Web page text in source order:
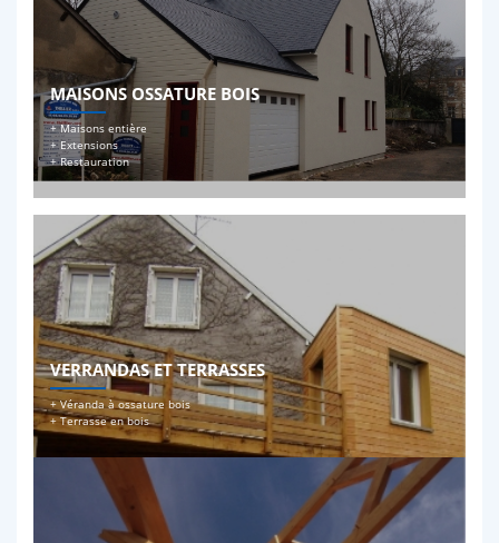
MAISONS OSSATURE BOIS
+ Maisons entière
+ Extensions
+ Restauration
VERRANDAS ET TERRASSES
+ Véranda à ossature bois
+ Terrasse en bois